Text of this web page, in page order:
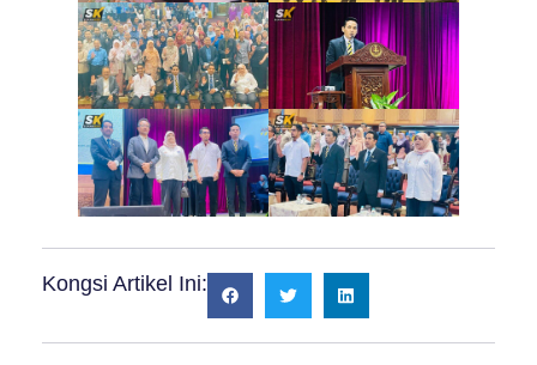
Kongsi Artikel Ini: